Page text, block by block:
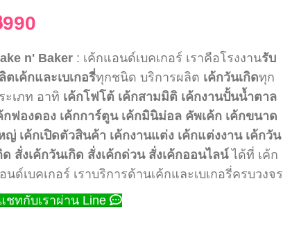
990
n' Baker : เค้กแอนด์เบคเกอร์ เราคือโรงงานรับ
ตเค้กและเบเกอรี่ทุกชนิด บริการผลิต เค้กวันเกิดทุก
ะเภท อาทิ เค้กโฟโต้ เค้กสามมิติ เค้กงานปั้นน้ำตาล
กฟองดอง เค้กการ์ตูน เค้กมินิม่อล คัพเค้ก เค้กขนาด
ญ่ เค้กเปิดตัวสินค้า เค้กงานแต่ง เค้กแต่งงาน เค้กวัน
ด สั่งเค้กวันเกิด สั่งเค้กด่วน สั่งเค้กออนไลน์ได้ที่ เค้ก
นด์เบคเกอร์ เราบริการด้านเค้กและเบเกอรี่ครบวงจร
ชทกับเราผ่าน Line